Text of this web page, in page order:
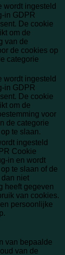
wordt ingesteld
in GDPR
De cookie
om de
van de
de cookies op
categorie
wordt ingesteld
in GDPR
De cookie
om de
voor
de categorie
te slaan.
ingesteld
Cookie
in en wordt
te slaan of de
niet
heeft gegeven
van cookies.
persoonlijke
van bepaalde
van de